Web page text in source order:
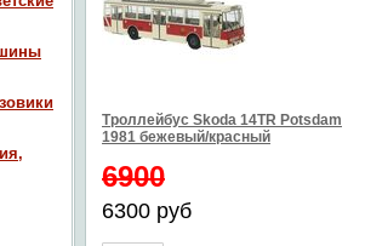
Троллейбус Skoda 14TR Potsdam
1981 бежевый/красный
6900
6300 руб